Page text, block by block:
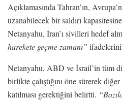
Açıklamasında Tahran’ın,
uzanabilecek bir saldırı
Netanyahu, İran’ı sivilleri hedef
harekete geçme zamanı”
Netanyahu, ABD ve İsrail’in tüm
birlikte çalıştığını öne sürerek
katılması gerektiğini belirtti.